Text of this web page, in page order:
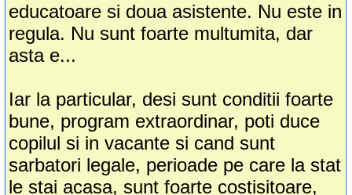
educatoare si doua asistente. Nu este in
regula. Nu sunt foarte multumita, dar
asta e...
Iar la particular, desi sunt conditii foarte
bune, program extraordinar, poti duce
copilul si in vacante si cand sunt
sarbatori legale, perioade pe care la stat
le stai acasa, sunt foarte costisitoare,